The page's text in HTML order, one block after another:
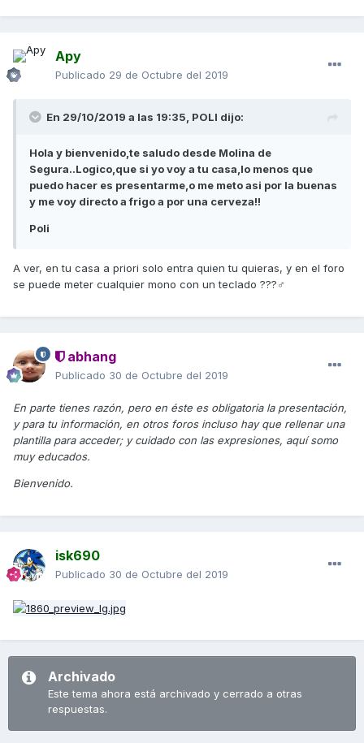
Apy
Publicado 29 de Octubre del 2019
En 29/10/2019 a las 19:35, POLI dijo:
Hola y bienvenido,te saludo desde Molina de
Segura..Logico,que si yo voy a tu casa,lo menos que
puedo hacer es presentarme,o me meto asi por la buenas
y me voy directo a frigo a por una cerveza!!
Poli
A ver, en tu casa a priori solo entra quien tu quieras, y en el foro
se puede meter cualquier mono con un teclado ???‍♂️
abhang
Publicado 30 de Octubre del 2019
En parte tienes razón, pero en éste es obligatoria la presentación,
y para tu información, en otros foros incluso hay que rellenar una
plantilla para acceder; y cuidado con las expresiones, aquí somo
muy educados.
Bienvenido.
isk690
Publicado 30 de Octubre del 2019
Archivado
Este tema ahora está archivado y cerrado a otras
respuestas.